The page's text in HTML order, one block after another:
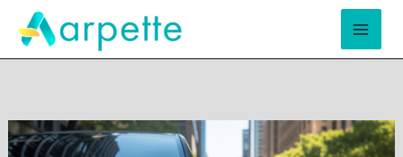
contenu